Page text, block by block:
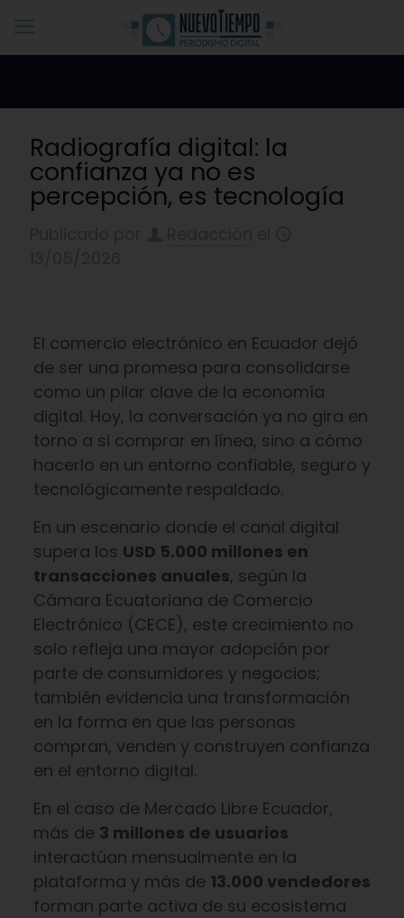
Radiografía digital: la
confianza ya no es
percepción, es tecnología
El comercio electrónico en Ecuador dejó
de ser una promesa para consolidarse
como un pilar clave de la economía
digital. Hoy, la conversación ya no gira en
torno a si comprar en línea, sino a cómo
hacerlo en un entorno confiable, seguro y
tecnológicamente respaldado.
En un escenario donde el canal digital
supera los USD 5.000 millones en
transacciones anuales, según la
Cámara Ecuatoriana de Comercio
Electrónico (CECE), este crecimiento no
solo refleja una mayor adopción por
parte de consumidores y negocios;
también evidencia una transformación
en la forma en que las personas
compran, venden y construyen confianza
en el entorno digital.
En el caso de Mercado Libre Ecuador,
más de 3 millones de usuarios
interactúan mensualmente en la
plataforma y más de 13.000 vendedores
forman parte activa de su ecosistema